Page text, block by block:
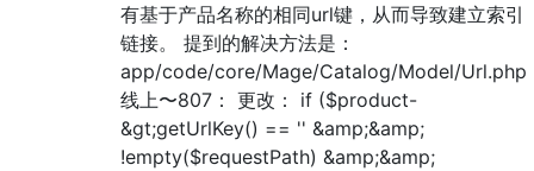
有基于产品名称的相同url键，从而导致建立索引
链接。 提到的解决方法是：
app/code/core/Mage/Catalog/Model/Url.php
线上〜807： 更改： if ($product-
&gt;getUrlKey() == '' &amp;&amp;
!empty($requestPath) &amp;&amp;